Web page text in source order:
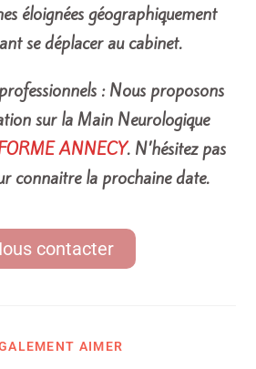
éloignées géographiquement
se déplacer au cabinet.
: Nous proposons
sur la Main Neurologique
ANNECY. N’hésitez pas
connaitre la prochaine date.
contacter
AIMER